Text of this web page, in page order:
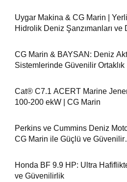
Uygar Makina & CG Marin | Yerli
Hidrolik Deniz Şanzımanları ve
CG Marin & BAYSAN: Deniz
Sistemlerinde Güvenilir Ortaklık
Cat® C7.1 ACERT Marine
100-200 ekW | CG Marin
Perkins ve Cummins Deniz
CG Marin ile Güçlü ve Güvenilir
Honda BF 9.9 HP: Ultra
ve Güvenilirlik